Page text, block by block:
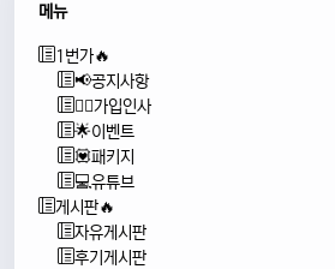
메뉴
1번가🔥
📢공지사항
🙇‍♂️가입인사
🌟이벤트
💟패키지
💻유튜브
게시판🔥
자유게시판
후기게시판